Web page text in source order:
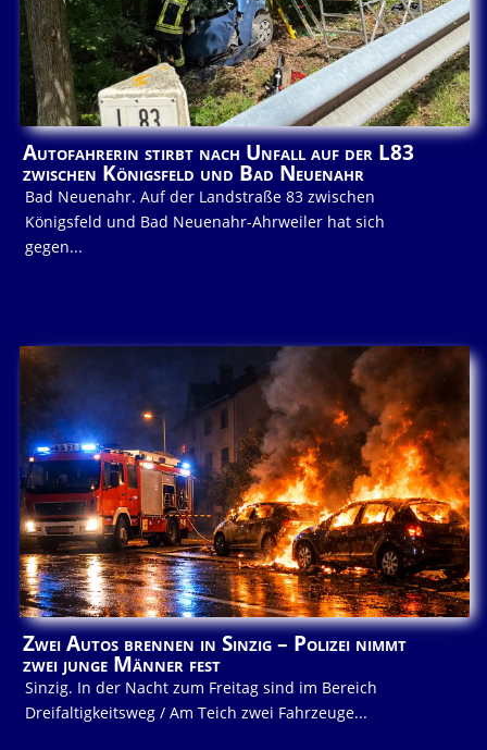
Autofahrerin stirbt nach Unfall auf der L83
zwischen Königsfeld und Bad Neuenahr
Bad Neuenahr. Auf der Landstraße 83 zwischen
Königsfeld und Bad Neuenahr-Ahrweiler hat sich
gegen...
Zwei Autos brennen in Sinzig – Polizei nimmt
zwei junge Männer fest
Sinzig. In der Nacht zum Freitag sind im Bereich
Dreifaltigkeitsweg / Am Teich zwei Fahrzeuge...